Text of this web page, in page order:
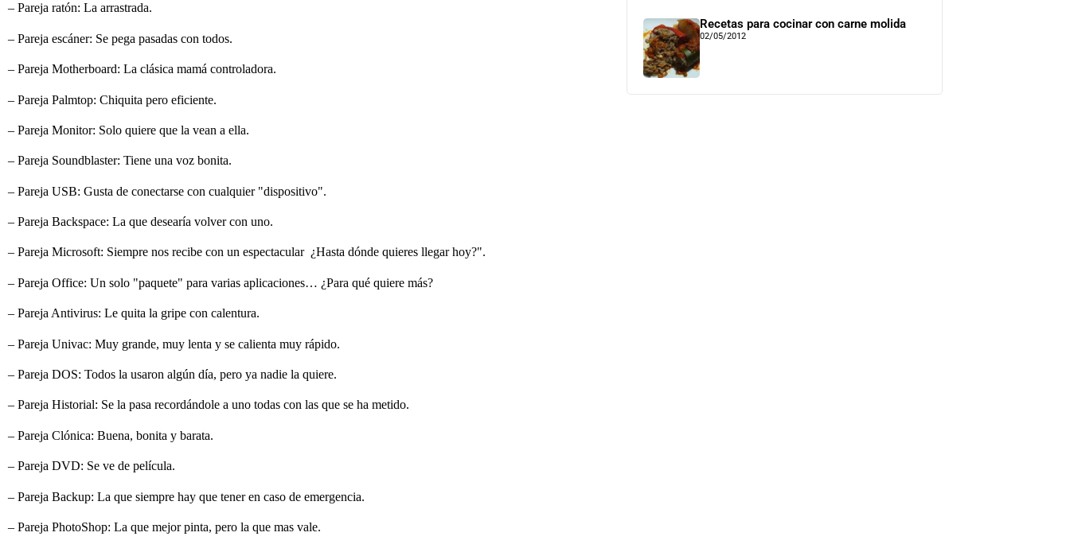
– Pareja ratón: La arrastrada.
– Pareja escáner: Se pega pasadas con todos.
– Pareja Motherboard: La clásica mamá controladora.
– Pareja Palmtop: Chiquita pero eficiente.
– Pareja Monitor: Solo quiere que la vean a ella.
– Pareja Soundblaster: Tiene una voz bonita.
– Pareja USB: Gusta de conectarse con cualquier "dispositivo".
– Pareja Backspace: La que desearía volver con uno.
– Pareja Microsoft: Siempre nos recibe con un espectacular ¿Hasta dónde quieres llegar hoy?".
– Pareja Office: Un solo "paquete" para varias aplicaciones… ¿Para qué quiere más?
– Pareja Antivirus: Le quita la gripe con calentura.
– Pareja Univac: Muy grande, muy lenta y se calienta muy rápido.
– Pareja DOS: Todos la usaron algún día, pero ya nadie la quiere.
– Pareja Historial: Se la pasa recordándole a uno todas con las que se ha metido.
– Pareja Clónica: Buena, bonita y barata.
– Pareja DVD: Se ve de película.
– Pareja Backup: La que siempre hay que tener en caso de emergencia.
– Pareja PhotoShop: La que mejor pinta, pero la que mas vale.
Recetas para cocinar con carne molida
02/05/2012